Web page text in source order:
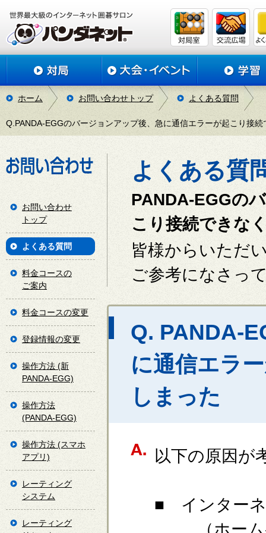
ホーム お問い合わせトップ よくある質問
Q.PANDA-EGGのバージョンアップ後、急に通信エラーが起こり接
よくある質
PANDA-EGGの
こり接続できな
皆様からいただ
ご参考になさっ
Q. PANDA-
に通信エラ
しまった
以下の原因が
■ インターネ
（ホームペ
お問い合わせ
トップ
よくある質問
料金コースの
ご案内
料金コースの変更
登録情報の変更
操作方法 (新
PANDA-EGG)
操作方法
(PANDA-EGG)
操作方法 (スマホ
アプリ)
レーティング
システム
レーティング